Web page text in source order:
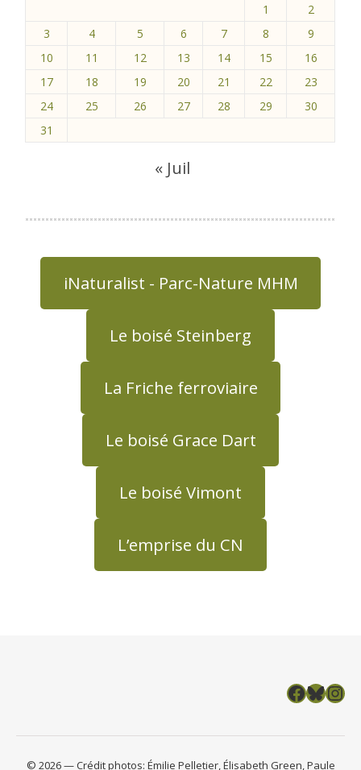
1
2
3
4 5 6 7 8
9
10
11 12 13 14 15
16
17
18 19 20 21 22
23
24
25 26 27 28 29
30
31
« Juil
iNaturalist - Parc-Nature MHM
Le boisé Steinberg
La Friche ferroviaire
Le boisé Grace Dart
Le boisé Vimont
L’emprise du CN
Facebook
Bluesky
© 2026 — Crédit photos: Émilie Pelletier, Élisabeth Green, Paule